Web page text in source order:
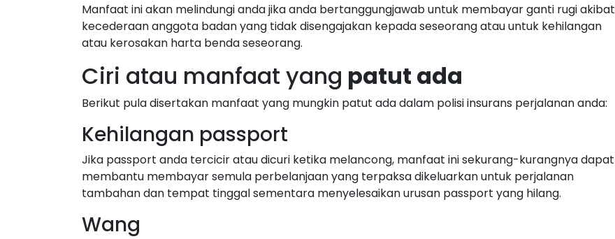
Manfaat ini akan melindungi anda jika anda bertanggungjawab untuk membayar ganti rugi akibat
kecederaan anggota badan yang tidak disengajakan kepada seseorang atau untuk kehilangan
atau kerosakan harta benda seseorang.
Ciri atau manfaat yang patut ada
Berikut pula disertakan manfaat yang mungkin patut ada dalam polisi insurans perjalanan anda:
Kehilangan passport
Jika passport anda tercicir atau dicuri ketika melancong, manfaat ini sekurang-kurangnya dapat
membantu membayar semula perbelanjaan yang terpaksa dikeluarkan untuk perjalanan
tambahan dan tempat tinggal sementara menyelesaikan urusan passport yang hilang.
Wang